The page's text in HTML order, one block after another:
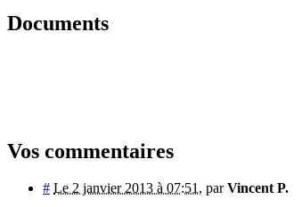
Documents
Vos commentaires
# Le 2 janvier 2013 à 07:51, parVincent P.